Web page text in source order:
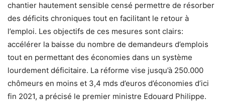
chantier hautement sensible censé permettre de résorber
des déficits chroniques tout en facilitant le retour à
l’emploi. Les objectifs de ces mesures sont clairs:
accélérer la baisse du nombre de demandeurs d’emplois
tout en permettant des économies dans un système
lourdement déficitaire. La réforme vise jusqu’à 250.000
chômeurs en moins et 3,4 mds d’euros d’économies d’ici
fin 2021, a précisé le premier ministre Edouard Philippe.